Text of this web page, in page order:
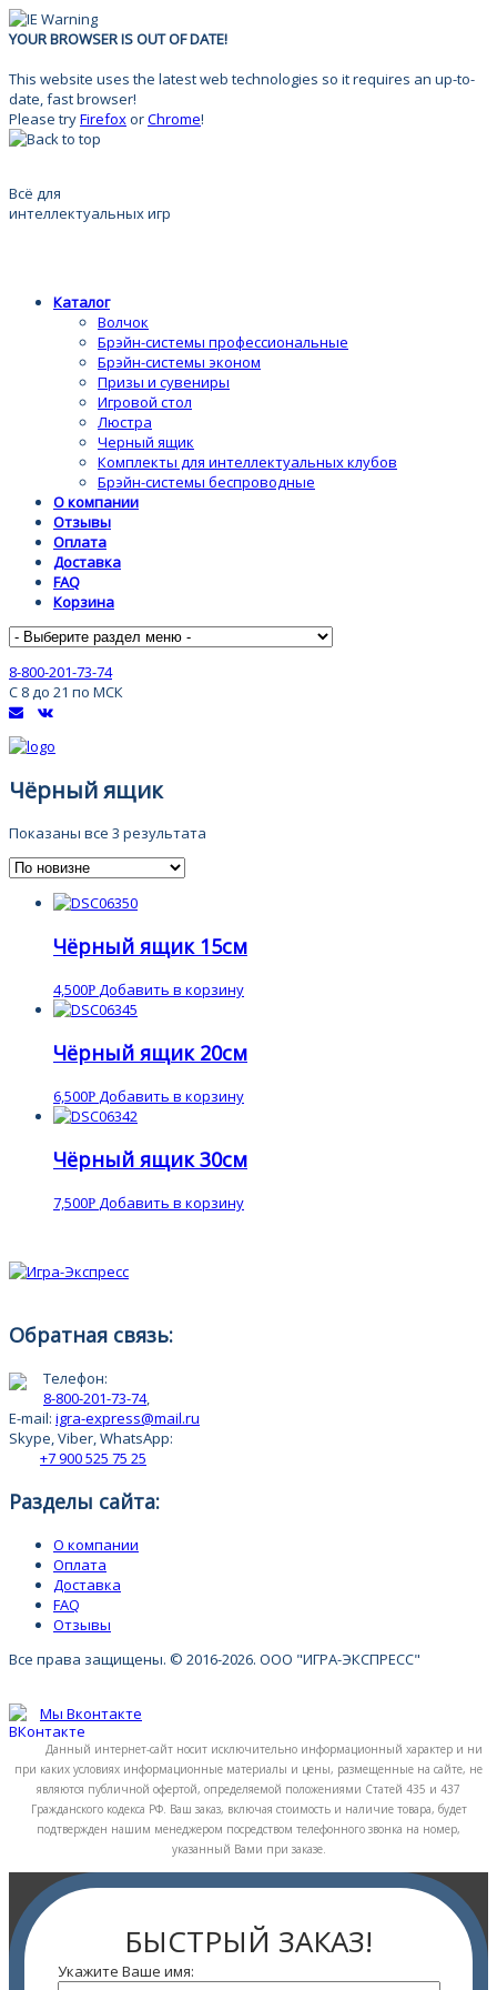
YOUR BROWSER IS OUT OF DATE!
This website uses the latest web technologies so it requires an up-to-
date, fast browser!
Please tryFirefoxorChrome!
Всё для
интеллектуальных игр
Каталог
Волчок
Брэйн-системы профессиональные
Брэйн-системы эконом
Призы и сувениры
Игровой стол
Люстра
Черный ящик
Комплекты для интеллектуальных клубов
Брэйн-системы беспроводные
О компании
Отзывы
Оплата
Доставка
FAQ
Корзина
8-800-201-73-74
С 8 до 21 по МСК
Чёрный ящик
Показаны все 3 результата
Чёрный ящик 15см
4,500Р Добавить в корзину
Чёрный ящик 20см
6,500Р Добавить в корзину
Чёрный ящик 30см
7,500Р Добавить в корзину
Обратная связь:
Телефон:
8-800-201-73-74,
E-mail: igra-express@mail.ru
Skype, Viber, WhatsApp:
+7 900 525 75 25
Разделы сайта:
О компании
Оплата
Доставка
FAQ
Отзывы
Все права защищены. © 2016-2026. ООО "ИГРА-ЭКСПРЕСС"
Мы Вконтакте
Данный интернет-сайт носит исключительно информационный характер и ни
при каких условиях информационные материалы и цены, размещенные на сайте, не
являются публичной офертой, определяемой положениями Статей 435 и 437
Гражданского кодекса РФ. Ваш заказ, включая стоимость и наличие товара, будет
подтвержден нашим менеджером посредством телефонного звонка на номер,
указанный Вами при заказе.
БЫСТРЫЙ ЗАКАЗ!
Укажите Ваше имя: